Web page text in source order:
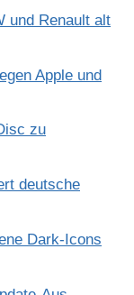
und Renault alt
Apple und
zu
deutsche
Dark-Icons